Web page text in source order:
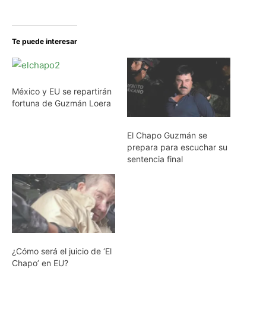
Te puede interesar
México y EU se repartirán
fortuna de Guzmán Loera
El Chapo Guzmán se
prepara para escuchar su
sentencia final
¿Cómo será el juicio de ‘El
Chapo’ en EU?